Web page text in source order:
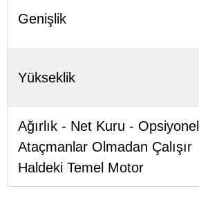
Genişlik
Yükseklik
Ağırlık - Net Kuru - Opsiyonel
Ataçmanlar Olmadan Çalışır
Haldeki Temel Motor